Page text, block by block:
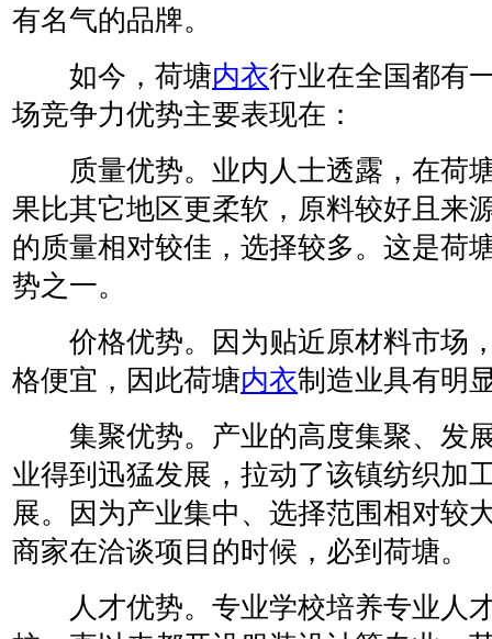
有名气的品牌。
如今，荷塘内衣行业在全国都有
场竞争力优势主要表现在：
质量优势。业内人士透露，在荷
果比其它地区更柔软，原料较好且来
的质量相对较佳，选择较多。这是荷
势之一。
价格优势。因为贴近原材料市场
格便宜，因此荷塘内衣制造业具有明
集聚优势。产业的高度集聚、发
业得到迅猛发展，拉动了该镇纺织加
展。因为产业集中、选择范围相对较
商家在洽谈项目的时候，必到荷塘。
人才优势。专业学校培养专业人